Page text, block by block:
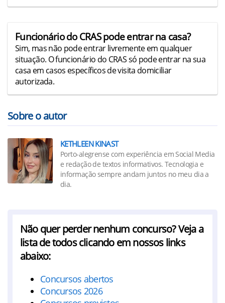
Funcionário do CRAS pode entrar na casa?
Sim, mas não pode entrar livremente em qualquer
situação. O funcionário do CRAS só pode entrar na sua
casa em casos específicos de visita domiciliar
autorizada.
Sobre o autor
KETHLEEN KINAST
Porto-alegrense com experiência em Social Media
e redação de textos informativos. Tecnologia e
informação sempre andam juntos no meu dia a
dia.
Não quer perder nenhum concurso? Veja a
lista de todos clicando em nossos links
abaixo:
Concursos abertos
Concursos 2026